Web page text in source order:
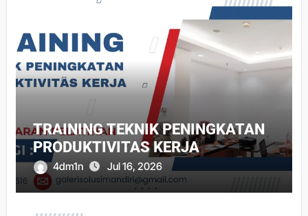
TRAINING TEKNIK PENINGKATAN
PRODUKTIVITAS KERJA
4dm1n Jul 16, 2026